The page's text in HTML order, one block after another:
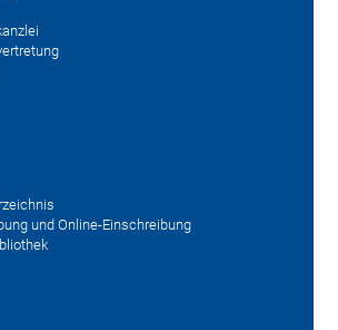
und Online-Einschreibung